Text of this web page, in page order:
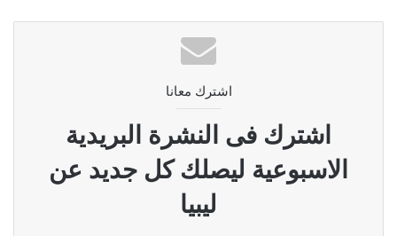
اشترك معانا
اشترك فى النشرة البريدية
الاسبوعية ليصلك كل جديد عن
ليبيا